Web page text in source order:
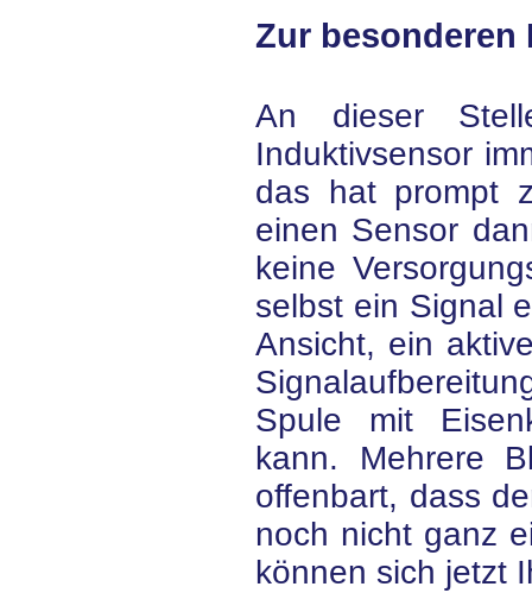
Zur besonderen
An dieser
Induktivsensor
das hat prompt
einen Sensor
keine
selbst ein Signal
Ansicht, ein
Spule mit
kann. Mehrere
offenbart, dass
noch nicht ganz
können sich jetzt